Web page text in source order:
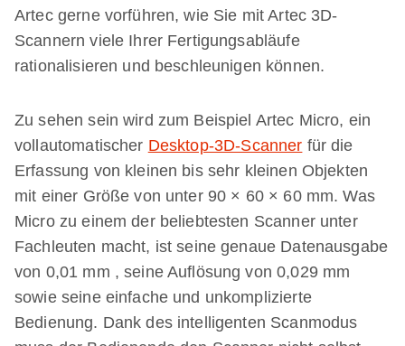
Artec gerne vorführen, wie Sie mit Artec 3D-
Scannern viele Ihrer Fertigungsabläufe
rationalisieren und beschleunigen können.
Zu sehen sein wird zum Beispiel Artec Micro, ein
vollautomatischer Desktop-3D-Scanner für die
Erfassung von kleinen bis sehr kleinen Objekten
mit einer Größe von unter 90 × 60 × 60 mm. Was
Micro zu einem der beliebtesten Scanner unter
Fachleuten macht, ist seine genaue Datenausgabe
von 0,01 mm , seine Auflösung von 0,029 mm
sowie seine einfache und unkomplizierte
Bedienung. Dank des intelligenten Scanmodus